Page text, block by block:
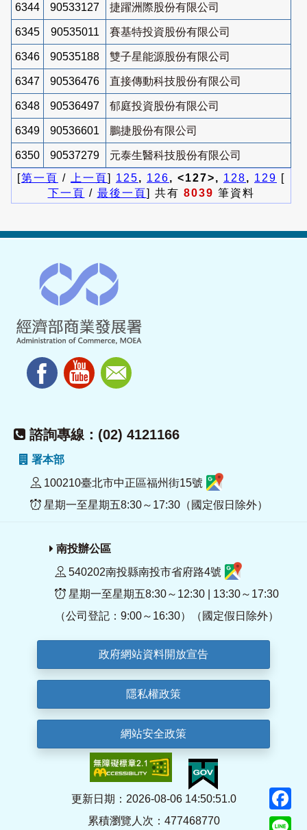
6344 90533127 捷躍洲際股份有限公司
6345 90535011 賽基特投資股份有限公司
6346 90535188 雙子星能源股份有限公司
6347 90536476 直接傳動科技股份有限公司
6348 90536497 郁庭投資股份有限公司
6349 90536601 鵬捷股份有限公司
6350 90537279
元泰生醫科技股份有限公司
[第一頁 / 上一頁] 125, 126, <127>, 128, 129 [
下一頁 / 最後一頁] 共有 8039 筆資料
諮詢專線：(02) 4121166
署本部
100210臺北市中正區福州街15號
星期一至星期五8:30～17:30（國定假日除外）
南投辦公區
540202南投縣南投市省府路4號
星期一至星期五8:30～12:30 | 13:30～17:30
（公司登記：9:00～16:30）（國定假日除外）
政府網站資料開放宣告
隱私權政策
網站安全政策
更新日期：2026-08-06 14:50:51.0
累積瀏覽人次：477468770